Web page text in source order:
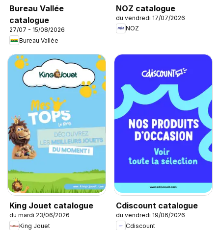
Bureau Vallée
catalogue
27/07 - 15/08/2026
Bureau Vallée
NOZ catalogue
du vendredi 17/07/2026
NOZ
King Jouet catalogue
du mardi 23/06/2026
King Jouet
Cdiscount catalogue
du vendredi 19/06/2026
Cdiscount